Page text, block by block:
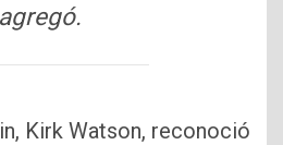
agregó.
Kirk Watson, reconoció